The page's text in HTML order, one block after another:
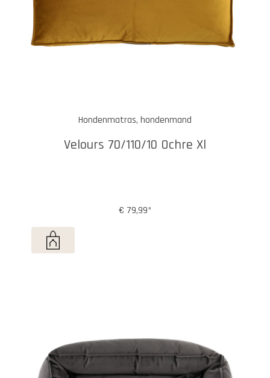
Hondenmatras, hondenmand
Velours 70/110/10 Ochre Xl
€ 79,99*